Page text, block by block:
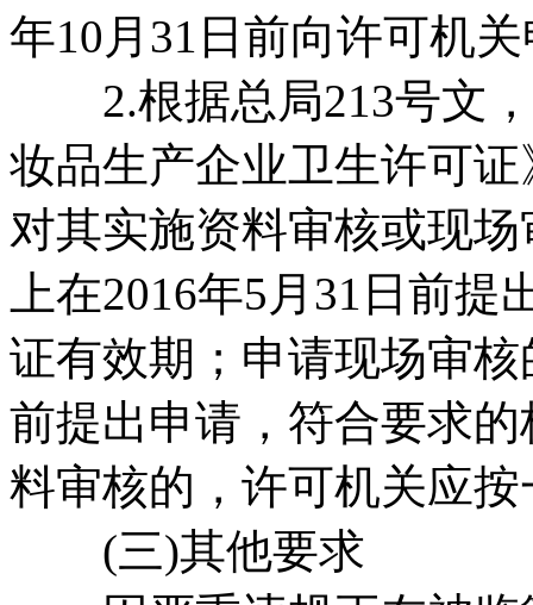
年10月31日前向许可机
2.根据总局213号文，
妆品生产企业卫生许可
对其实施资料审核或现
上在2016年5月31日前
证有效期；申请现场审
前提出申请，符合要求
料审核的，许可机关应
(三)其他要求